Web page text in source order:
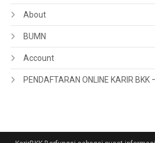
About
BUMN
Account
PENDAFTARAN ONLINE KARIR BKK